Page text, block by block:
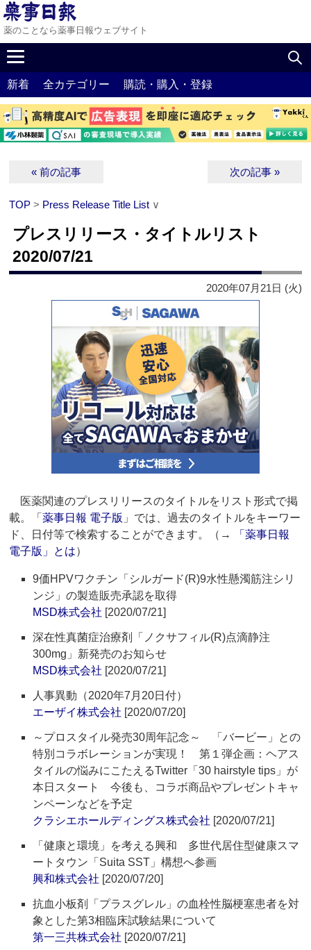
薬のことなら薬事日報ウェブサイト
新着 全カテゴリー 購読・購入・登録
« 前の記事 次の記事 »
TOP > Press Release Title List ∨
プレスリリース・タイトルリスト
2020/07/21
2020年07月21日 (火)
医薬関連のプレスリリースのタイトルをリスト形式で掲
載。「薬事日報 電子版 」では、過去のタイトルをキーワー
ド、日付等で検索することができます。（→
「薬事日報
電子版」とは）
9価HPVワクチン「シルガード(R)9水性懸濁筋注シリ
ンジ」の製造販売承認を取得
MSD株式会社 [2020/07/21]
深在性真菌症治療剤「ノクサフィル(R)点滴静注
300mg」新発売のお知らせ
MSD株式会社 [2020/07/21]
人事異動（2020年7月20日付）
エーザイ株式会社 [2020/07/20]
～プロスタイル発売30周年記念～ 「バービー」との
特別コラボレーションが実現！ 第１弾企画：ヘアス
タイルの悩みにこたえるTwitter「30 hairstyle tips」が
本日スタート 今後も、コラボ商品やプレゼントキャ
ンペーンなどを予定
クラシエホールディングス株式会社 [2020/07/21]
「健康と環境」を考える興和 多世代居住型健康スマ
ートタウン「Suita SST」構想へ参画
興和株式会社 [2020/07/20]
抗血小板剤「プラスグレル」の血栓性脳梗塞患者を対
象とした第3相臨床試験結果について
第一三共株式会社 [2020/07/21]